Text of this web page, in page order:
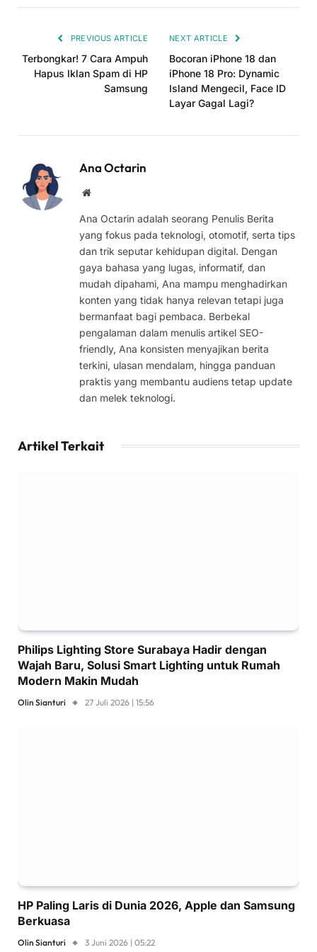
PREVIOUS ARTICLE
Terbongkar! 7 Cara Ampuh
Hapus Iklan Spam di HP
Samsung
NEXT ARTICLE
Bocoran iPhone 18 dan
iPhone 18 Pro: Dynamic
Island Mengecil, Face ID
Layar Gagal Lagi?
Ana Octarin
Website
Ana Octarin adalah seorang Penulis Berita
yang fokus pada teknologi, otomotif, serta tips
dan trik seputar kehidupan digital. Dengan
gaya bahasa yang lugas, informatif, dan
mudah dipahami, Ana mampu menghadirkan
konten yang tidak hanya relevan tetapi juga
bermanfaat bagi pembaca. Berbekal
pengalaman dalam menulis artikel SEO-
friendly, Ana konsisten menyajikan berita
terkini, ulasan mendalam, hingga panduan
praktis yang membantu audiens tetap update
dan melek teknologi.
Artikel Terkait
Philips Lighting Store Surabaya Hadir dengan
Wajah Baru, Solusi Smart Lighting untuk Rumah
Modern Makin Mudah
Olin Sianturi 27 Juli 2026 | 15:56
HP Paling Laris di Dunia 2026, Apple dan Samsung
Berkuasa
Olin Sianturi 3 Juni 2026 | 05:22